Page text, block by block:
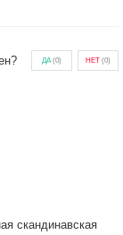
ДА(0) НЕТ (0)
скандинавская